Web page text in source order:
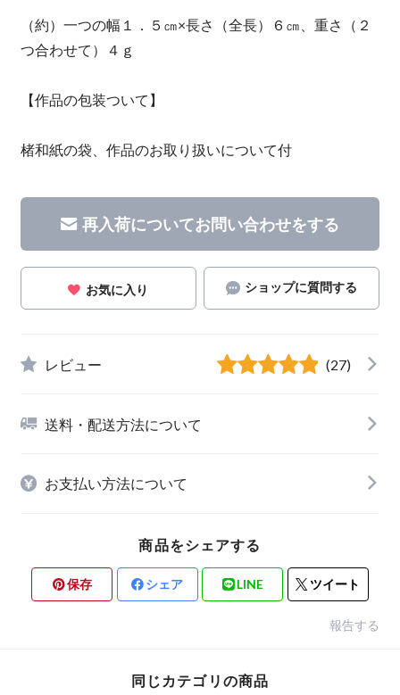
（約）一つの幅１．５㎝×長さ（全長）６㎝、重さ（２
つ合わせて）４ｇ
【作品の包装ついて】
楮和紙の袋、作品のお取り扱いについて付
再入荷についてお問い合わせをする
お気に入り ショップに質問する
レビュー (27)
送料・配送方法について
お支払い方法について
商品をシェアする
保存 シェア LINE ツイート
報告する
同じカテゴリの商品